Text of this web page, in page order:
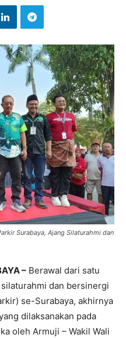
Surabaya, Ajang Silaturahmi dan
– Berawal dari satu
dan bersinergi
se-Surabaya, akhirnya
dilaksanakan pada
oleh Armuji – Wakil Wali